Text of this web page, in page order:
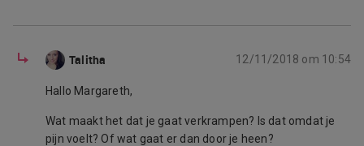
Talitha 12/11/2018 om 10:54
Hallo Margareth,
Wat maakt het dat je gaat verkrampen? Is dat omdat je
pijn voelt? Of wat gaat er dan door je heen?